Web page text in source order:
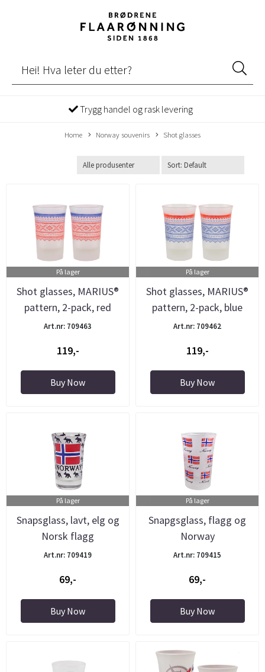
Trygg handel og rask levering
Home Norway souvenirs Shot glasses
På lager
Shot glasses, MARIUS®
pattern, 2-pack, red
Art.nr: 709463
119,-
Buy Now
På lager
Shot glasses, MARIUS®
pattern, 2-pack, blue
Art.nr: 709462
119,-
Buy Now
På lager
Snapsglass, lavt, elg og
Norsk flagg
Art.nr: 709419
69,-
Buy Now
På lager
Snapgsglass, flagg og
Norway
Art.nr: 709415
69,-
Buy Now